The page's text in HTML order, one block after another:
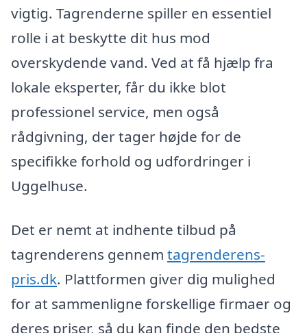
vigtig. Tagrenderne spiller en essentiel
rolle i at beskytte dit hus mod
overskydende vand. Ved at få hjælp fra
lokale eksperter, får du ikke blot
professionel service, men også
rådgivning, der tager højde for de
specifikke forhold og udfordringer i
Uggelhuse.
Det er nemt at indhente tilbud på
tagrenderens gennem tagrenderens-
pris.dk. Plattformen giver dig mulighed
for at sammenligne forskellige firmaer og
deres priser, så du kan finde den bedste